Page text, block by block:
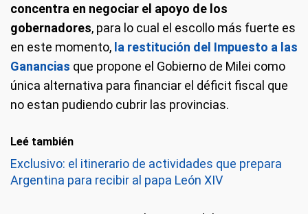
concentra en negociar el apoyo de los
gobernadores, para lo cual el escollo más fuerte es
en este momento, la restitución del Impuesto a las
Ganancias que propone el Gobierno de Milei como
única alternativa para financiar el déficit fiscal que
no estan pudiendo cubrir las provincias.
Leé también
Exclusivo: el itinerario de actividades que prepara
Argentina para recibir al papa León XIV